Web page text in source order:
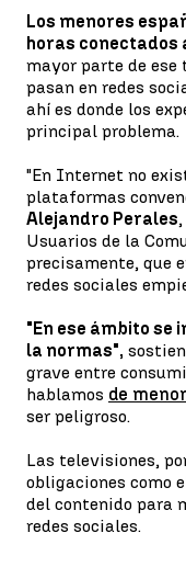
Los menores
horas
mayor parte de ese
pasan en redes
ahí es donde los
principal problema.
"En Internet no
plataformas
Alejandro Perales
Usuarios de la
precisamente, que
redes sociales
"En ese ámbito
la normas",
grave entre
hablamos de
ser peligroso.
Las televisiones,
obligaciones como
del contenido para
redes sociales.